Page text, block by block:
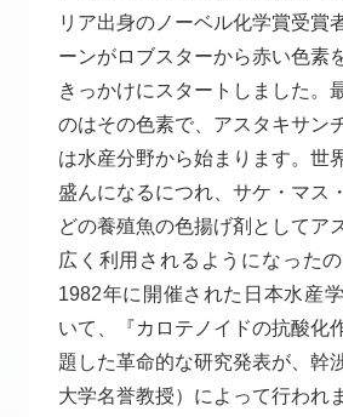
リア出身のノーベル化学賞受賞
ーンがロブスターから赤い色素
きっかけにスタートしました。
のはその色素で、アスタキサン
は水産分野から始まります。世
盛んになるにつれ、サケ・マス
どの養殖魚の色揚げ剤としてア
広く利用されるようになったの
1982年に開催された日本水産
いて、『カロテノイドの抗酸化
題した革命的な研究発表が、幹
大学名誉教授）によって行われ